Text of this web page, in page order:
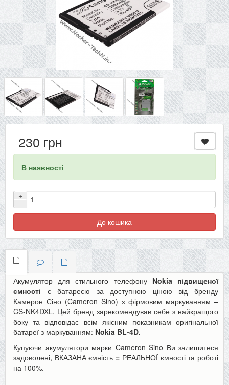
230 грн
В наявності
+
−
До кошика
Акумулятор для стильного телефону Nokia підвищеної
ємності є батареєю за доступною ціною від бренду
Камерон Сіно (Cameron Sino) з фірмовим маркуванням –
CS-NK4DXL. Цей бренд зарекомендував себе з найкращого
боку та відповідає всім якісним показникам оригінальної
батареї з маркуванням: Nokia BL-4D.
Купуючи акумулятори марки Cameron Sino Ви залишитеся
задоволені, ВКАЗАНА ємність= РЕАЛЬНОЇ ємності та роботі
на 100%.